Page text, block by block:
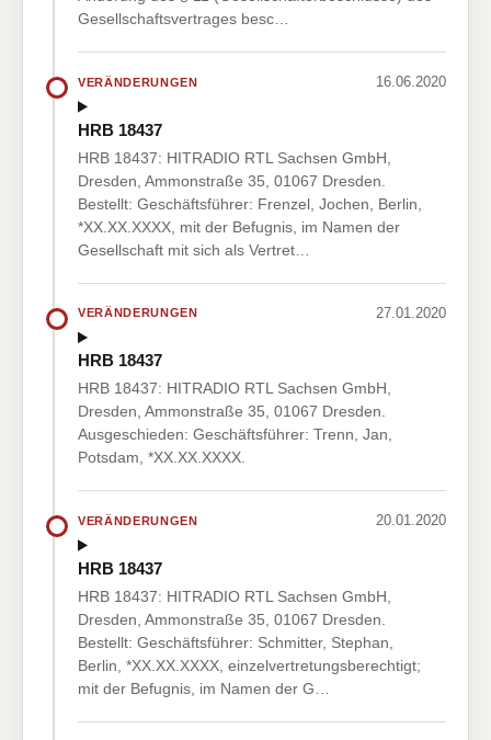
Gesellschaftsvertrages besc…
VERÄNDERUNGEN 16.06.2020
HRB 18437
HRB 18437: HITRADIO RTL Sachsen GmbH,
Dresden, Ammonstraße 35, 01067 Dresden.
Bestellt: Geschäftsführer: Frenzel, Jochen, Berlin,
*XX.XX.XXXX, mit der Befugnis, im Namen der
Gesellschaft mit sich als Vertret…
VERÄNDERUNGEN 27.01.2020
HRB 18437
HRB 18437: HITRADIO RTL Sachsen GmbH,
Dresden, Ammonstraße 35, 01067 Dresden.
Ausgeschieden: Geschäftsführer: Trenn, Jan,
Potsdam, *XX.XX.XXXX.
VERÄNDERUNGEN 20.01.2020
HRB 18437
HRB 18437: HITRADIO RTL Sachsen GmbH,
Dresden, Ammonstraße 35, 01067 Dresden.
Bestellt: Geschäftsführer: Schmitter, Stephan,
Berlin, *XX.XX.XXXX, einzelvertretungsberechtigt;
mit der Befugnis, im Namen der G…